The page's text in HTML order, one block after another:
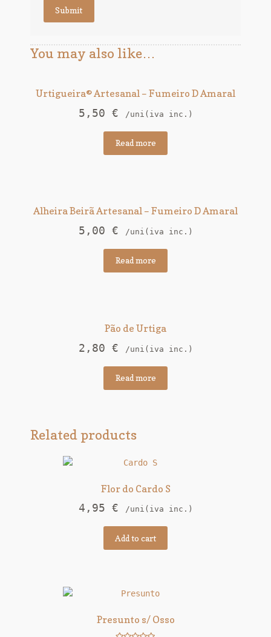
You may also like…
Urtigueira® Artesanal – Fumeiro D Amaral
5,50 € /uni(iva inc.)
Read more
Alheira Beirã Artesanal – Fumeiro D Amaral
5,00 € /uni(iva inc.)
Read more
Pão de Urtiga
2,80 € /uni(iva inc.)
Read more
Related products
Flor do Cardo S
4,95 € /uni(iva inc.)
Add to cart
Presunto s/ Osso